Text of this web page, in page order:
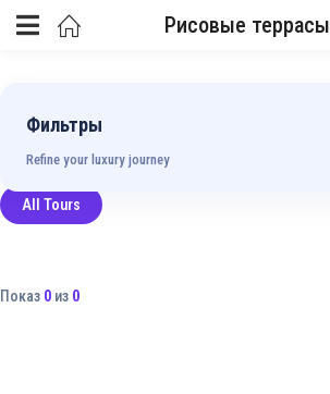
Рисовые террасы
Фильтры
Refine your luxury journey
All Tours
Показ 0 из 0